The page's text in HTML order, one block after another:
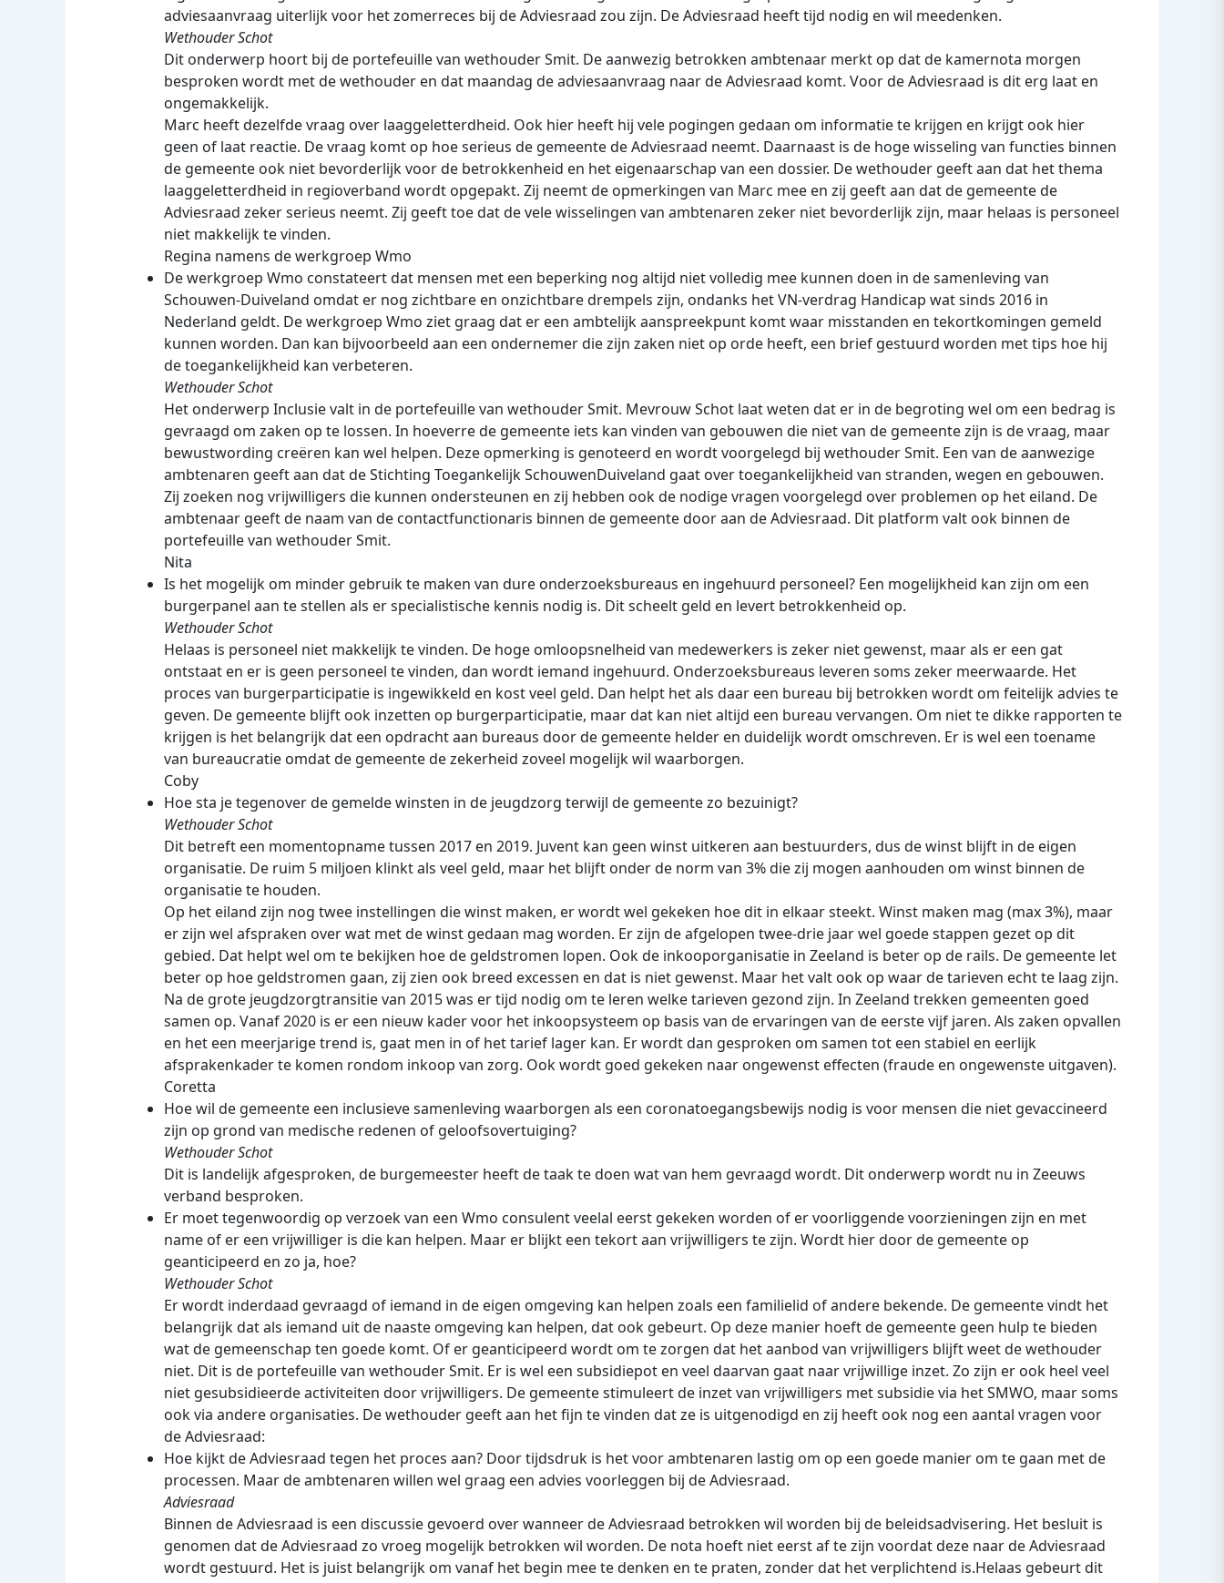
adviesaanvraag uiterlijk voor het zomerreces bij de Adviesraad zou zijn. De Adviesraad heeft tijd nodig en wil meedenken.
Wethouder Schot
Dit onderwerp hoort bij de portefeuille van wethouder Smit. De aanwezig betrokken ambtenaar merkt op dat de kamernota morgen
besproken wordt met de wethouder en dat maandag de adviesaanvraag naar de Adviesraad komt. Voor de Adviesraad is dit erg laat en
ongemakkelijk.
Marc heeft dezelfde vraag over laaggeletterdheid. Ook hier heeft hij vele pogingen gedaan om informatie te krijgen en krijgt ook hier
geen of laat reactie. De vraag komt op hoe serieus de gemeente de Adviesraad neemt. Daarnaast is de hoge wisseling van functies binnen
de gemeente ook niet bevorderlijk voor de betrokkenheid en het eigenaarschap van een dossier. De wethouder geeft aan dat het thema
laaggeletterdheid in regioverband wordt opgepakt. Zij neemt de opmerkingen van Marc mee en zij geeft aan dat de gemeente de
Adviesraad zeker serieus neemt. Zij geeft toe dat de vele wisselingen van ambtenaren zeker niet bevorderlijk zijn, maar helaas is personeel
niet makkelijk te vinden.
Regina namens de werkgroep Wmo
De werkgroep Wmo constateert dat mensen met een beperking nog altijd niet volledig mee kunnen doen in de samenleving van
Schouwen-Duiveland omdat er nog zichtbare en onzichtbare drempels zijn, ondanks het VN-verdrag Handicap wat sinds 2016 in
Nederland geldt. De werkgroep Wmo ziet graag dat er een ambtelijk aanspreekpunt komt waar misstanden en tekortkomingen gemeld
kunnen worden. Dan kan bijvoorbeeld aan een ondernemer die zijn zaken niet op orde heeft, een brief gestuurd worden met tips hoe hij
de toegankelijkheid kan verbeteren.
Wethouder Schot
Het onderwerp Inclusie valt in de portefeuille van wethouder Smit. Mevrouw Schot laat weten dat er in de begroting wel om een bedrag is
gevraagd om zaken op te lossen. In hoeverre de gemeente iets kan vinden van gebouwen die niet van de gemeente zijn is de vraag, maar
bewustwording creëren kan wel helpen. Deze opmerking is genoteerd en wordt voorgelegd bij wethouder Smit. Een van de aanwezige
ambtenaren geeft aan dat de Stichting Toegankelijk SchouwenDuiveland gaat over toegankelijkheid van stranden, wegen en gebouwen.
Zij zoeken nog vrijwilligers die kunnen ondersteunen en zij hebben ook de nodige vragen voorgelegd over problemen op het eiland. De
ambtenaar geeft de naam van de contactfunctionaris binnen de gemeente door aan de Adviesraad. Dit platform valt ook binnen de
portefeuille van wethouder Smit.
Nita
Is het mogelijk om minder gebruik te maken van dure onderzoeksbureaus en ingehuurd personeel? Een mogelijkheid kan zijn om een
burgerpanel aan te stellen als er specialistische kennis nodig is. Dit scheelt geld en levert betrokkenheid op.
Wethouder Schot
Helaas is personeel niet makkelijk te vinden. De hoge omloopsnelheid van medewerkers is zeker niet gewenst, maar als er een gat
ontstaat en er is geen personeel te vinden, dan wordt iemand ingehuurd. Onderzoeksbureaus leveren soms zeker meerwaarde. Het
proces van burgerparticipatie is ingewikkeld en kost veel geld. Dan helpt het als daar een bureau bij betrokken wordt om feitelijk advies te
geven. De gemeente blijft ook inzetten op burgerparticipatie, maar dat kan niet altijd een bureau vervangen. Om niet te dikke rapporten te
krijgen is het belangrijk dat een opdracht aan bureaus door de gemeente helder en duidelijk wordt omschreven. Er is wel een toename
van bureaucratie omdat de gemeente de zekerheid zoveel mogelijk wil waarborgen.
Coby
Hoe sta je tegenover de gemelde winsten in de jeugdzorg terwijl de gemeente zo bezuinigt?
Wethouder Schot
Dit betreft een momentopname tussen 2017 en 2019. Juvent kan geen winst uitkeren aan bestuurders, dus de winst blijft in de eigen
organisatie. De ruim 5 miljoen klinkt als veel geld, maar het blijft onder de norm van 3% die zij mogen aanhouden om winst binnen de
organisatie te houden.
Op het eiland zijn nog twee instellingen die winst maken, er wordt wel gekeken hoe dit in elkaar steekt. Winst maken mag (max 3%), maar
er zijn wel afspraken over wat met de winst gedaan mag worden. Er zijn de afgelopen twee-drie jaar wel goede stappen gezet op dit
gebied. Dat helpt wel om te bekijken hoe de geldstromen lopen. Ook de inkooporganisatie in Zeeland is beter op de rails. De gemeente let
beter op hoe geldstromen gaan, zij zien ook breed excessen en dat is niet gewenst. Maar het valt ook op waar de tarieven echt te laag zijn.
Na de grote jeugdzorgtransitie van 2015 was er tijd nodig om te leren welke tarieven gezond zijn. In Zeeland trekken gemeenten goed
samen op. Vanaf 2020 is er een nieuw kader voor het inkoopsysteem op basis van de ervaringen van de eerste vijf jaren. Als zaken opvallen
en het een meerjarige trend is, gaat men in of het tarief lager kan. Er wordt dan gesproken om samen tot een stabiel en eerlijk
afsprakenkader te komen rondom inkoop van zorg. Ook wordt goed gekeken naar ongewenst effecten (fraude en ongewenste uitgaven).
Coretta
Hoe wil de gemeente een inclusieve samenleving waarborgen als een coronatoegangsbewijs nodig is voor mensen die niet gevaccineerd
zijn op grond van medische redenen of geloofsovertuiging?
Wethouder Schot
Dit is landelijk afgesproken, de burgemeester heeft de taak te doen wat van hem gevraagd wordt. Dit onderwerp wordt nu in Zeeuws
verband besproken.
Er moet tegenwoordig op verzoek van een Wmo consulent veelal eerst gekeken worden of er voorliggende voorzieningen zijn en met
name of er een vrijwilliger is die kan helpen. Maar er blijkt een tekort aan vrijwilligers te zijn. Wordt hier door de gemeente op
geanticipeerd en zo ja, hoe?
Wethouder Schot
Er wordt inderdaad gevraagd of iemand in de eigen omgeving kan helpen zoals een familielid of andere bekende. De gemeente vindt het
belangrijk dat als iemand uit de naaste omgeving kan helpen, dat ook gebeurt. Op deze manier hoeft de gemeente geen hulp te bieden
wat de gemeenschap ten goede komt. Of er geanticipeerd wordt om te zorgen dat het aanbod van vrijwilligers blijft weet de wethouder
niet. Dit is de portefeuille van wethouder Smit. Er is wel een subsidiepot en veel daarvan gaat naar vrijwillige inzet. Zo zijn er ook heel veel
niet gesubsidieerde activiteiten door vrijwilligers. De gemeente stimuleert de inzet van vrijwilligers met subsidie via het SMWO, maar soms
ook via andere organisaties. De wethouder geeft aan het fijn te vinden dat ze is uitgenodigd en zij heeft ook nog een aantal vragen voor
de Adviesraad:
Hoe kijkt de Adviesraad tegen het proces aan? Door tijdsdruk is het voor ambtenaren lastig om op een goede manier om te gaan met de
processen. Maar de ambtenaren willen wel graag een advies voorleggen bij de Adviesraad.
Adviesraad
Binnen de Adviesraad is een discussie gevoerd over wanneer de Adviesraad betrokken wil worden bij de beleidsadvisering. Het besluit is
genomen dat de Adviesraad zo vroeg mogelijk betrokken wil worden. De nota hoeft niet eerst af te zijn voordat deze naar de Adviesraad
wordt gestuurd. Het is juist belangrijk om vanaf het begin mee te denken en te praten, zonder dat het verplichtend is.Helaas gebeurt dit